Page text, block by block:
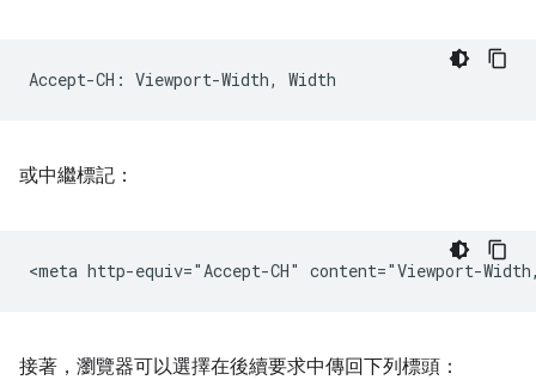
或中繼標記：
接著，瀏覽器可以選擇在後續要求中傳回下列標頭：